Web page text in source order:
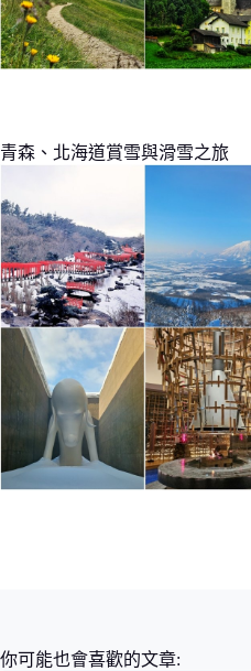
青森、北海道賞雪與滑雪之旅
你可能也會喜歡的文章: